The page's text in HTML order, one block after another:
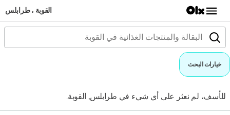
القوبة ، طرابلس
خيارات البحث
للأسف، لم نعثر على أي شيء في طرابلس, القوبة.